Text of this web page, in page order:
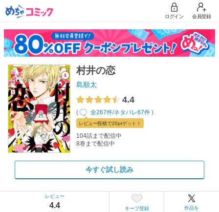
ログイン 会員登録
村井の恋
島順太
4.4
( 全267件/ネタバレ67件 )
レビュー投稿で20ptゲット！
104話まで配信中
8巻まで配信中
今すぐ試し読み
レビュー
4.4
キープ登録
作品を